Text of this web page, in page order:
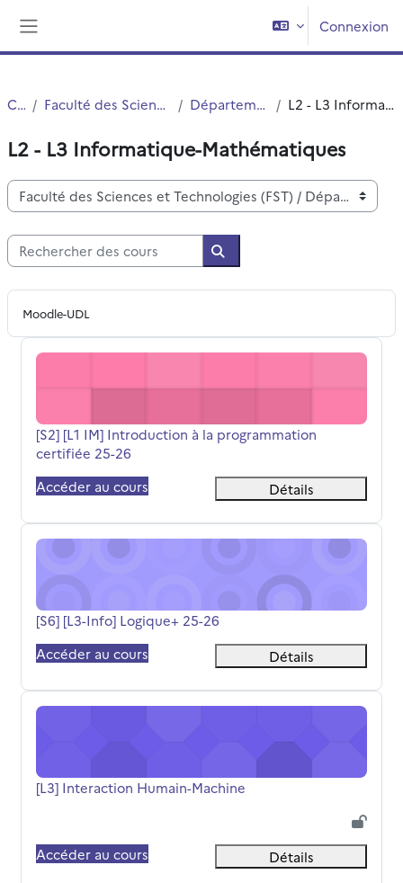
Connexion
Cours Faculté des Sciences et Technologies (FST) Département Informatique L2 - L3 Informatique-Mathématiques
L2 - L3 Informatique-Mathématiques
Catégories de cours
Rechercher des cours
Rechercher des cours
Moodle-UDL
[S2] [L1 IM] Introduction à la programmation certifiée 25-
Nom du cours
[S2] [L1 IM] Introduction à la programmation
certifiée 25-26
Accéder au cours
Détails
[S6] [L3-Info] Logique+ 25-26
Nom du cours
[S6] [L3-Info] Logique+ 25-26
Accéder au cours
Détails
[L3] Interaction Humain-Machine
Nom du cours
[L3] Interaction Humain-Machine
Accéder au cours Détails